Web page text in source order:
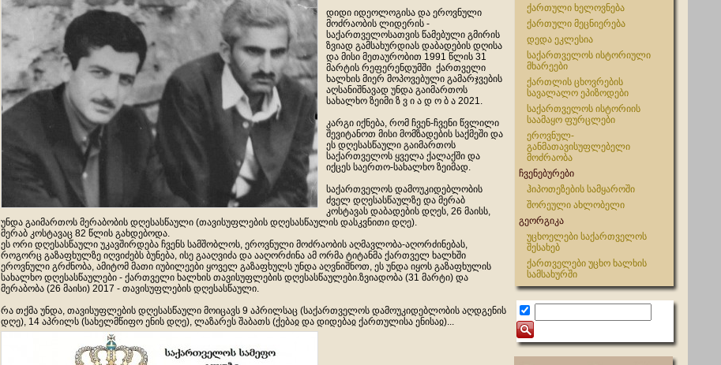
დიდი იდეოლოგისა და ეროვნული
მოძრაობის ლიდერის -
საქართველოსათვის წამებული გმირის
ზვიად გამსახურდიას დაბადების დღისა
და მისი მეთაურობით 1991 წლის 31
მარტის რეფერენდუმში ქართველი
ხალხის მიერ მოპოვებული გამარჯვების
აღსანიშნავად უნდა გაიმართოს
სახალხო ზეიმი ზ ვ ი ა დ ო ბ ა 2021.
კარგი იქნება, რომ ჩვენ-ჩვენი წვლილი
შევიტანოთ მისი მომზადების საქმეში და
ეს დღესასწაული გაიმართოს
საქართველოს ყველა ქალაქში და
იქცეს საერთო-სახალხო ზეიმად.
საქართველოს დამოუკიდებლობის
ძველ დღესასწაულზე და მერაბ
კოსტავას დაბადების დღეს, 26 მაისს,
უნდა გაიმართოს მერაბობის დღესასწაული (თავისუფლების დღესასწაულის დასკვნითი დღე).
მერაბ კოსტავაც 82 წლის გახდებოდა.
ეს ორი დღესასწაული უკავშირდება ჩვენს სამშობლოს, ეროვნული მოძრაობის აღმავლობა-აღორძინებას,
როგორც გაზაფხულზე იღვიძებს ბუნება, ისე გააღვიძა და ააღორძინა ამ ორმა ტიტანმა ქართველ ხალხში
ეროვნული გრძნობა, ამიტომ მათი იუბილეები ყოველ გაზაფხულს უნდა აღვნიშნოთ, ეს უნდა იყოს გაზაფხულის
სახალხო დღესასწაულები - ქართველი ხალხის თავისუფლების დღესასწაულები.ზვიადობა (31 მარტი) და
მერაბობა (26 მაისი) 2017 - თავისუფლების დღესასწაული.
რა თქმა უნდა, თავისუფლების დღესასწაული მოიცავს 9 აპრილსაც (საქართველოს დამოუკიდებლობის აღდგენის
დღე), 14 აპრილს (სახელმწიფო ენის დღე), ლაზარეს შაბათს (ქებაჲ და დიდებაჲ ქართულისა ენისაჲ)...
ქართული ხელოვნება
ქართული მეცნიერება
დედა ეკლესია
საქართველოს ისტორიული
მხარეები
ქართლის ცხოვრების
სავალალო ეპიზოდები
საქართველოს ისტორიის
საამაყო ფურცლები
ეროვნულ-
განმათავისუფლებელი
მოძრაობა
ჩვენებურები
ჰიპოთეზების სამყაროში
შორეული ახლობელი
გეორგიკა
უცხოელები საქართველოს
შესახებ
ქართველები უცხო ხალხის
სამსახურში